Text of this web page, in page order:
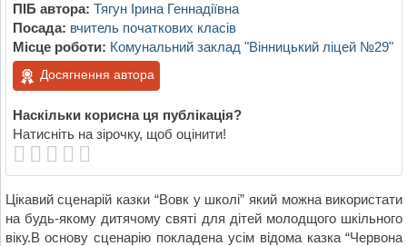
ПІБ автора: Тягун Ірина Геннадіївна
Посада: вчитель початкових класів
Місце роботи: Комунальний заклад "Вінницький ліцей №29"
Досягнення автора
Наскільки корисна ця публікація?
Натисніть на зірочку, щоб оцінити!
Цікавий сценарій казки “Вовк у школі” який можна використати
на будь-якому дитячому святі для дітей молодщого шкільного
віку.В основу сценарію покладена усім відома казка “Червона